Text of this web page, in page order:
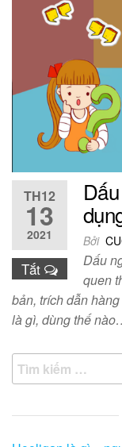
TH12
13
2021
Tắt
Bởi
Dấu
quen
bản, trích dẫn
là gì, dùng thế
Tìm
kiếm